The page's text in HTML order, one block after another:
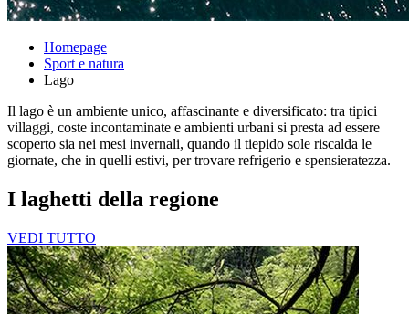
Homepage
Sport e natura
Lago
Il lago è un ambiente unico, affascinante e diversificato: tra tipici
villaggi, coste incontaminate e ambienti urbani si presta ad essere
scoperto sia nei mesi invernali, quando il tiepido sole riscalda le
giornate, che in quelli estivi, per trovare refrigerio e spensieratezza.
I laghetti della regione
VEDI TUTTO